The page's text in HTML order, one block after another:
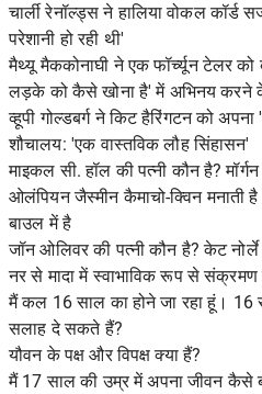
चार्ली रेनॉल्ड्स ने हालिया वोकल कॉर्ड
परेशानी हो रही थी'
मैथ्यू मैककोनाघी ने एक फॉर्च्यून टेलर
लड़के को कैसे खोना है' में अभिनय करने
व्हूपी गोल्डबर्ग ने किट हैरिंगटन को
शौचालय: 'एक वास्तविक लौह सिंहासन'
माइकल सी. हॉल की पत्नी कौन है?
ओलंपियन जैस्मीन कैमाचो-क्विन मनाती है
बाउल में है
जॉन ओलिवर की पत्नी कौन है? केट
नर से मादा में स्वाभाविक रूप से
मैं कल 16 साल का होने जा रहा हूं।
सलाह दे सकते हैं?
यौवन के पक्ष और विपक्ष क्या हैं?
मैं 17 साल की उम्र में अपना जीवन कैसे